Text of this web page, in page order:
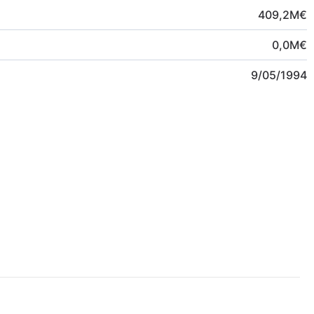
409,2M€
0,0M€
9/05/1994